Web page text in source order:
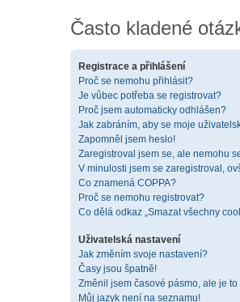
Často kladené
Registrace a přihlášení
Proč se nemohu přihlásit?
Je vůbec potřeba se registrovat?
Proč jsem automaticky odhlášen?
Jak zabráním, aby se moje
Zapomněl jsem heslo!
Zaregistroval jsem se, ale nemohu
V minulosti jsem se zaregistroval,
Co znamená COPPA?
Proč se nemohu registrovat?
Co dělá odkaz „Smazat všechny
Uživatelská nastavení
Jak změním svoje nastavení?
Časy jsou špatně!
Změnil jsem časové pásmo, ale je
Můj jazyk není na seznamu!